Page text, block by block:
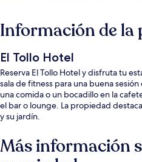
Información de la
El Tollo Hotel
Reserva El Tollo Hotel y disfruta tu
sala de fitness para una buena
una comida o un bocadillo en la
el bar o lounge. La propiedad
y su jardín.
Más información